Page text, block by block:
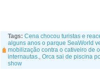
Tags: Cena chocou turistas e
alguns anos o parque SeaWorld
mobilização contra o cativeiro de
internautas., Orca sai de piscina
show